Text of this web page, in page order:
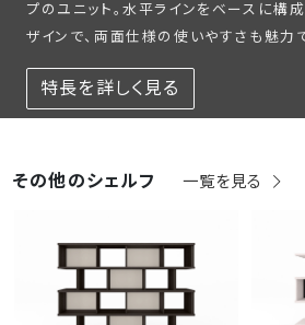
プのユニット。水平ラインをベースに構
ザインで、両面仕様の使いやすさも魅力で
特長を詳しく見る
その他のシェルフ 一覧を見る